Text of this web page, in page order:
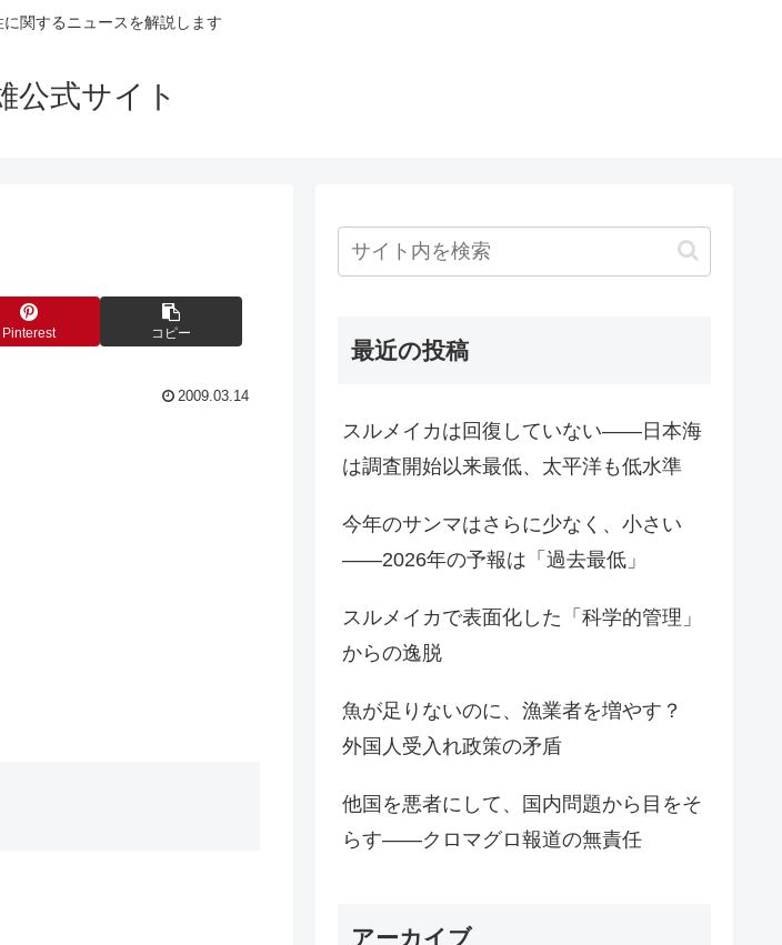
関するニュースを解説します
公式サイト
Pinterest コピー
2009.03.14
最近の投稿
スルメイカは回復していない――日本海
は調査開始以来最低、太平洋も低水準
今年のサンマはさらに少なく、小さい
――2026年の予報は「過去最低」
スルメイカで表面化した「科学的管理」
からの逸脱
魚が足りないのに、漁業者を増やす？
外国人受入れ政策の矛盾
他国を悪者にして、国内問題から目をそ
らす――クロマグロ報道の無責任
アーカイブ